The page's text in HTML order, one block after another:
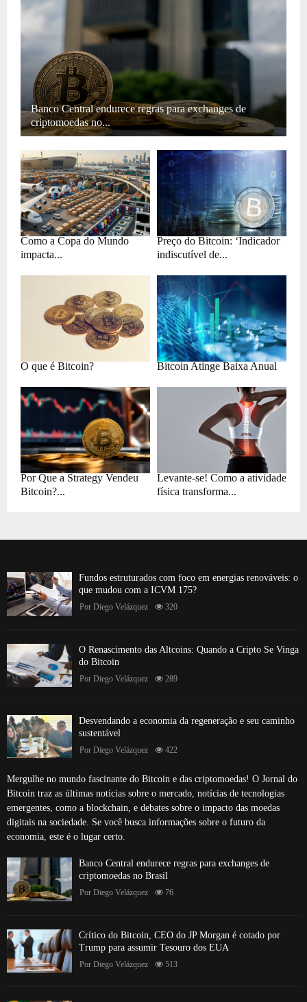
Banco Central endurece regras para exchanges de
criptomoedas no...
Como a Copa do Mundo
impacta...
Preço do Bitcoin: ‘Indicador
indiscutível de...
O que é Bitcoin? Bitcoin Atinge Baixa Anual
Por Que a Strategy Vendeu
Bitcoin?...
Levante-se! Como a atividade
física transforma...
Fundos estruturados com foco em energias renováveis: o
que mudou com a ICVM 175?
Por Diego Velázquez 320
O Renascimento das Altcoins: Quando a Cripto Se Vinga
do Bitcoin
Por Diego Velázquez 289
Desvendando a economia da regeneração e seu caminho
sustentável
Por Diego Velázquez 422
Mergulhe no mundo fascinante do Bitcoin e das criptomoedas! O Jornal do
Bitcoin traz as últimas notícias sobre o mercado, notícias de tecnologias
emergentes, como a blockchain, e debates sobre o impacto das moedas
digitais na sociedade. Se você busca informações sobre o futuro da
economia, este é o lugar certo.
Banco Central endurece regras para exchanges de
criptomoedas no Brasil
Por Diego Velázquez 76
Crítico do Bitcoin, CEO do JP Morgan é cotado por
Trump para assumir Tesouro dos EUA
Por Diego Velázquez 513